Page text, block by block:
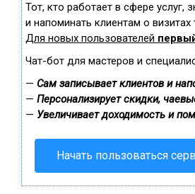
Тот, кто работает в сфере услуг,
и напоминать клиентам о
Для новых пользователей
Чат-бот для мастеров и
— Сам записывает клиентов и
— Персонализирует скидки,
— Увеличивает доходимость и
Начать пользоваться